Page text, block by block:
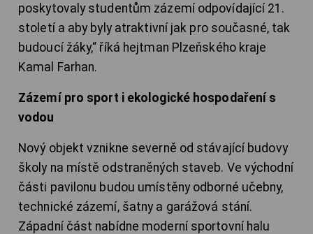
poskytovaly studentům zázemí odpovídající 21.
století a aby byly atraktivní jak pro současné, tak
budoucí žáky,“ říká hejtman Plzeňského kraje
Kamal Farhan.
Zázemí pro sport i ekologické hospodaření s
vodou
Nový objekt vznikne severně od stávající budovy
školy na místě odstraněných staveb. Ve východní
části pavilonu budou umístěny odborné učebny,
technické zázemí, šatny a garážová stání.
Západní část nabídne moderní sportovní halu